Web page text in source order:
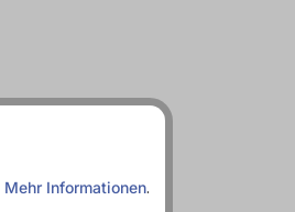
Mehr Informationen.